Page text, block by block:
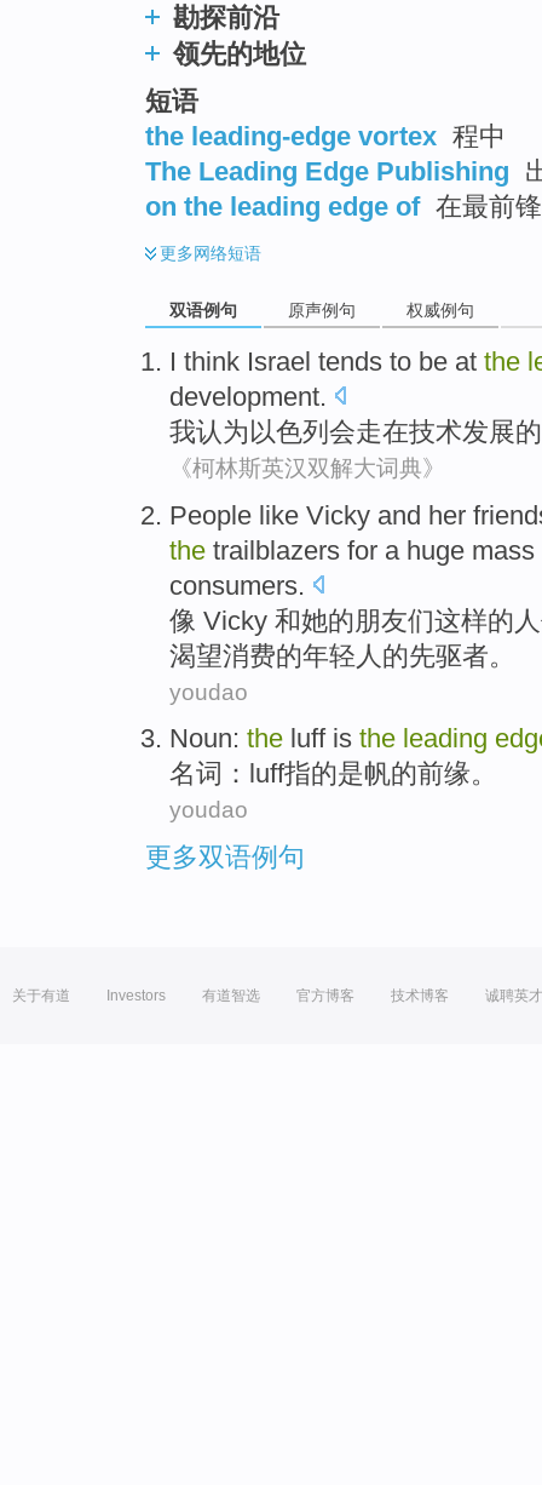
勘探前沿
领先的地位
短语
the leading-edge vortex 程中
The Leading Edge Publishing
on the leading edge of 在最前锋
更多网络短语
双语例句 原声例句 权威例句
I think Israel tends to be at the
development.
我认为 以色列 会走在技术发展的
《柯林斯英汉双解大词典》
People like Vicky and her
the trailblazers for a huge mass
consumers.
像 Vicky 和她的 朋友们这样的 人
渴望消费的年轻人的先驱者。
youdao
Noun: the luff is the leading
名词 ： luff指的是帆的前缘。
youdao
更多双语例句
关于有道 Investors 有道智选 官方博客 技术博客 诚聘英才